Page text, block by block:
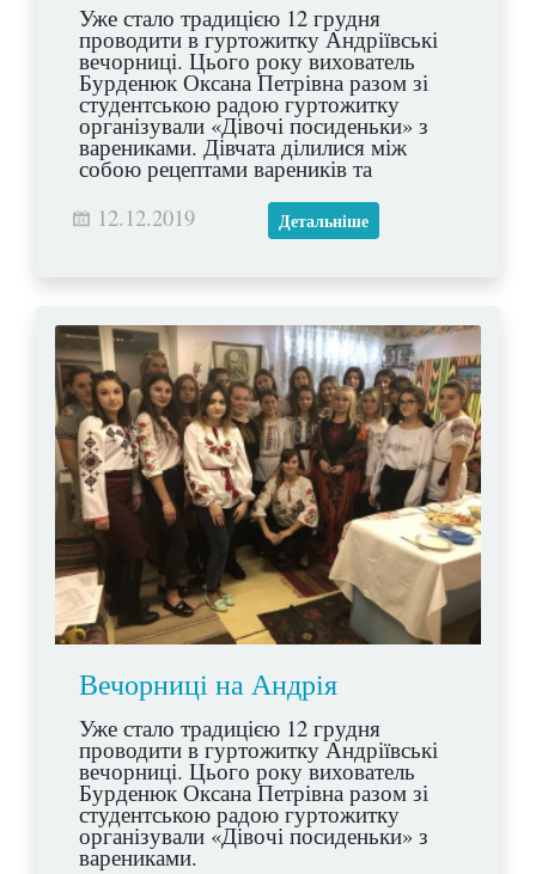
Уже стало традицією 12 грудня
проводити в гуртожитку Андріївські
вечорниці. Цього року вихователь
Бурденюк Оксана Петрівна разом зі
студентською радою гуртожитку
організували «Дівочі посиденьки» з
варениками. Дівчата ділилися між
собою рецептами вареників та
смакували їх, співали українських
пісень та заглядали у своє майбутнє,
розмовляли про найпотаємніше та
12.12.2019 Детальніше
Вечорниці на Андрія
Уже стало традицією 12 грудня
проводити в гуртожитку Андріївські
вечорниці. Цього року вихователь
Бурденюк Оксана Петрівна разом зі
студентською радою гуртожитку
організували «Дівочі посиденьки» з
варениками.